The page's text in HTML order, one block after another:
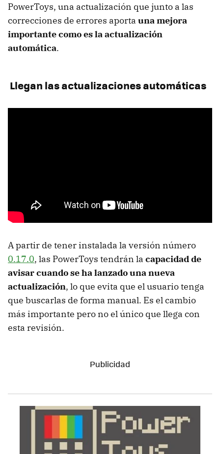
PowerToys, una actualización que junto a las
correcciones de errores aporta una mejora
importante como es la actualización
automática.
Llegan las actualizaciones automáticas
A partir de tener instalada la versión número
0.17.0, las PowerToys tendrán la capacidad de
avisar cuando se ha lanzado una nueva
actualización, lo que evita que el usuario tenga
que buscarlas de forma manual. Es el cambio
más importante pero no el único que llega con
esta revisión.